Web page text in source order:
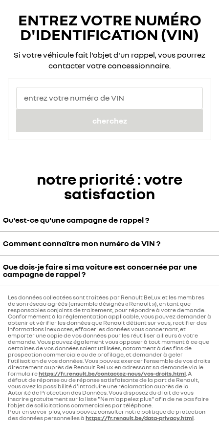
ENTREZ VOTRE NUMÉRO
D'IDENTIFICATION (VIN)
Si votre véhicule fait l'objet d'un rappel, vous pourrez
contacter votre concessionnaire.
entrez votre numéro de VIN
cherchez
notre priorité : votre
satisfaction
Qu'est-ce qu'une campagne de rappel ?
Lorsque la marque Renault identifie un produit présentant un
potentiel risque en matière de sécurité ou de règlementation, le
rappel des véhicules susceptibles d'être concernés est organisé.
Les clients sont prévenus par courrier recommandé de façon à faire
Comment connaître mon numéro de VIN ?
VIN (Vehicule Identification Number) est inscrit sur votre certificat
d'immatriculation, ou encore au bas de votre pare-brise, il contient
17 caractères.
Que dois-je faire si ma voiture est concernée par une
campagne de rappel ?
Contactez votre concessionnaire qui prendra en charge votre
véhicule gratuitement et dans les meilleurs délais.
Les données collectées sont traitées par Renault BeLux et les membres
de son réseau agréés (ensemble désignés « Renault »), en tant que
responsables conjoints de traitement, pour répondre à votre demande.
Conformément à la réglementation applicable, vous pouvez demander à
obtenir et vérifier les données que Renault détient sur vous, rectifier des
informations inexactes, effacer les données vous concernant, et
emporter une copie de vos données pour les réutiliser ailleurs à votre
demande. Vous pouvez également vous opposer à tout moment à ce que
certaines de vos données soient utilisées, notamment à des fins de
prospection commerciale ou de profilage, et demander à geler
l’utilisation de vos données. Vous pouvez exercer l’ensemble de vos droits
directement auprès de Renault BeLux en adressant sa demande via le
formulairehttps://fr.renault.be/contactez-nous/vos-droits.html. A
défaut de réponse ou de réponse satisfaisante de la part de Renault,
vous avez la possibilité d’introduire une réclamation auprès de la
Autorité de Protection des Données. Vous disposez du droit de vous
inscrire gratuitement sur la liste "Ne m'appelez plus" afin de ne pas faire
l’objet de sollicitations commerciales par téléphone.
Pour en savoir plus, vous pouvez consulter notre politique de protection
des données personnelles à https://fr.renault.be/data-privacy.html.